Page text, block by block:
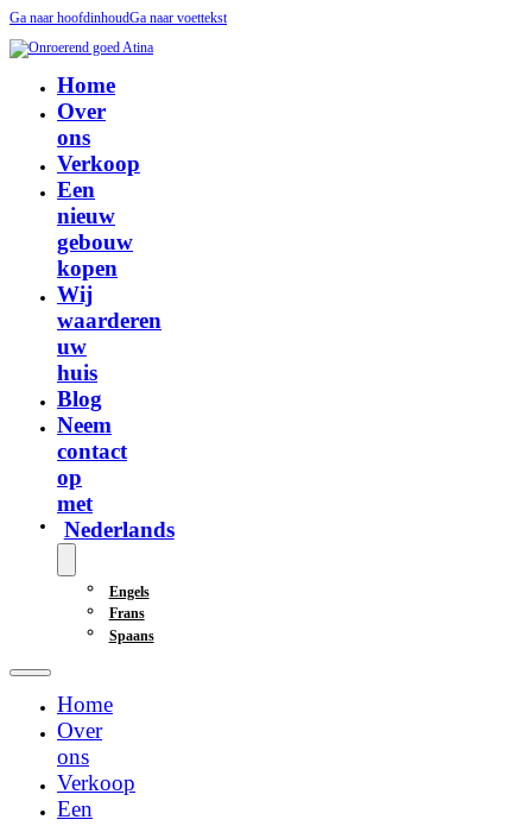
Ga naar hoofdinhoudGa naar voettekst
Home
Over
ons
Verkoop
Een
nieuw
gebouw
kopen
Wij
waarderen
uw
huis
Blog
Neem
contact
op
met
Nederlands
Engels
Frans
Spaans
Home
Over
ons
Verkoop
Een